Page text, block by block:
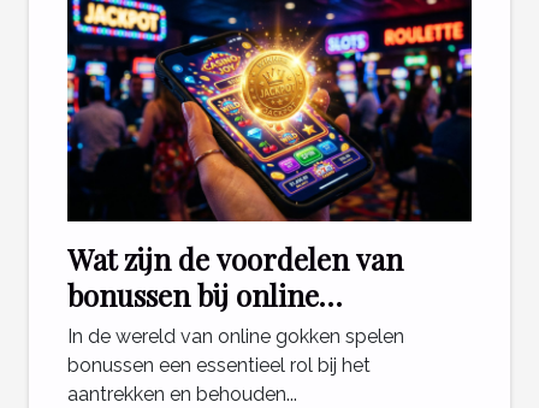
Wat zijn de voordelen van
bonussen bij online
gokplatforms?
In de wereld van online gokken spelen
bonussen een essentieel rol bij het
aantrekken en behouden...